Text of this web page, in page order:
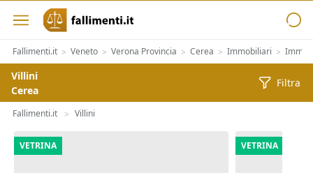
Fallimenti.it > Veneto > Verona Provincia > Cerea > Immobiliari >
Villini
Cerea
Filtra
Fallimenti.it > Villini
VETRINA VETRINA